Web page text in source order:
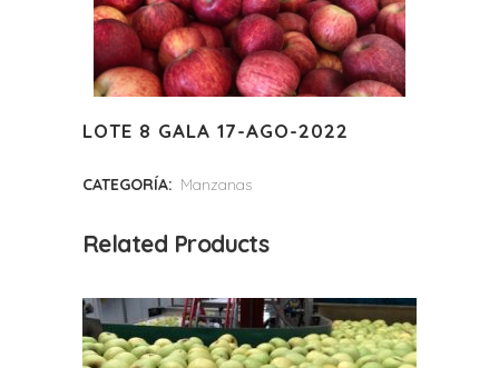
LOTE 8 GALA 17-AGO-2022
CATEGORÍA: Manzanas
Related Products